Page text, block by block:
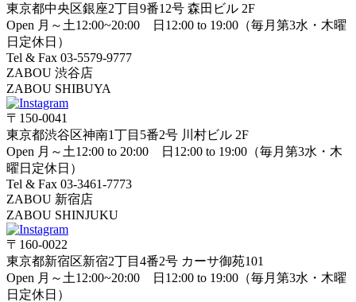
東京都中央区銀座2丁目9番12号 森田ビル 2F
Open 月～土12:00~20:00 日12:00 to 19:00（毎月第3水・木曜
日定休日）
Tel & Fax 03-5579-9777
ZABOU 渋谷店
ZABOU SHIBUYA
〒150-0041
東京都渋谷区神南1丁目5番2号 川村ビル 2F
Open 月～土12:00 to 20:00 日12:00 to 19:00（毎月第3水・木
曜日定休日）
Tel & Fax 03-3461-7773
ZABOU 新宿店
ZABOU SHINJUKU
〒160-0022
東京都新宿区新宿2丁目4番2号 カーサ御苑101
Open 月～土12:00~20:00 日12:00 to 19:00（毎月第3水・木曜
日定休日）